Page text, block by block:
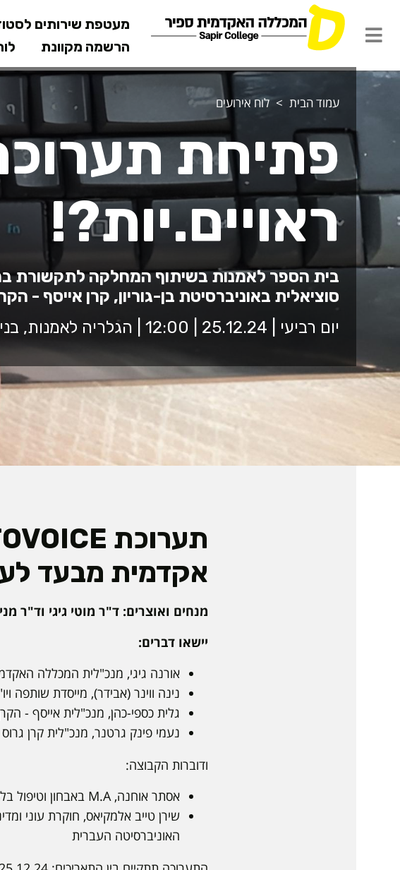
מעטפת שירותים
הרשמה מקוונת
עמוד הבית לוח אירועים
פתיחת
ראויים.יות?!
בית הספר לאמנות בשיתוף המחלקה לתקשורת
סוציאלית באוניברסיטת בן-גוריון, קרן אייסף -
יום רביעי | 25.12.24 | 12:00 | הגלריה לאמנות, בניין הספרייה האקדמית
אקדמית מבעד
מנחים ואוצרים: ד"ר מוטי גיגי וד"ר
יישאו דברים:
אורנה גיגי, מנכ"לית המכללה
נינה ווינר (אבידר), מייסדת שותפה
גלית כספי-כהן, מנכ"לית אייסף -
נעמי פינק גרטנר, מנכ"לית קרן גרוס
ודוברות הקבוצה:
אסתר אוחנה, M.A באבחון וטיפול בלקויות למידה, הפקולטה לחינוך, אוניברסיטת חיפה
שירן טייב אלמקיאס, חוקרת עוני
האוניברסיטה העברית